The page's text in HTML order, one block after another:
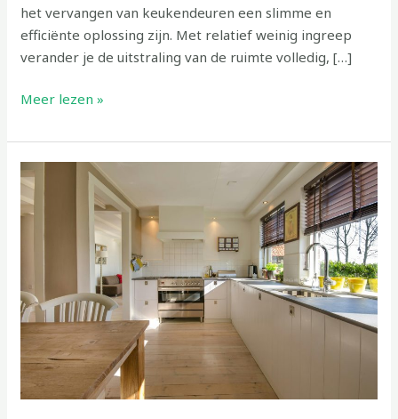
het vervangen van keukendeuren een slimme en
efficiënte oplossing zijn. Met relatief weinig ingreep
verander je de uitstraling van de ruimte volledig, […]
Meer lezen »
Het
creëren
van
buitenkeuken